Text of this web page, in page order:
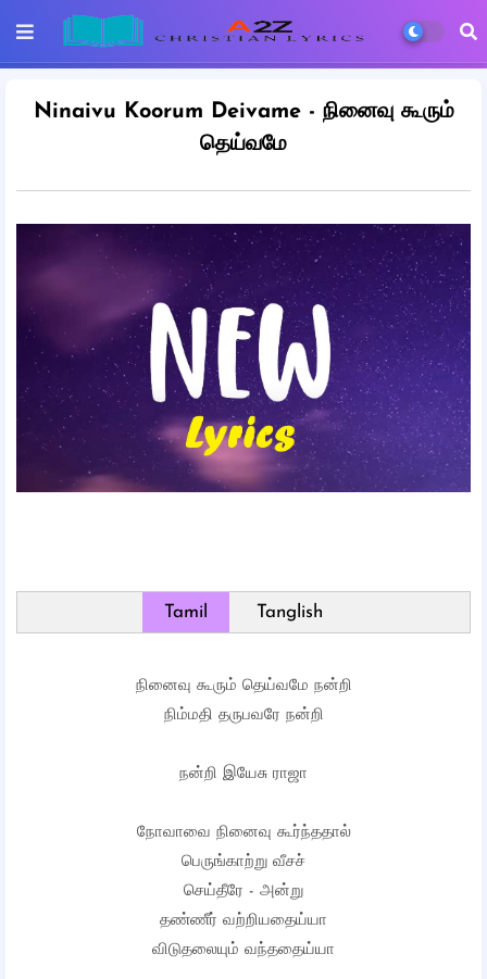
Ninaivu Koorum Deivame - நினைவு கூரும்
தெய்வமே
Tamil Tanglish
நினைவு கூரும் தெய்வமே நன்றி
நிம்மதி தருபவரே நன்றி
நன்றி இயேசு ராஜா
நோவாவை நினைவு கூர்ந்ததால்
பெருங்காற்று வீசச்
செய்தீரே - அன்று
தண்ணீர் வற்றியதைய்யா
விடுதலையும் வந்ததைய்யா